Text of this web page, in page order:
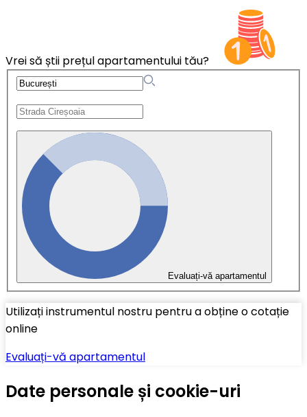
Vrei să știi prețul apartamentului tău?
Evaluați-vă apartamentul
Utilizați instrumentul nostru pentru a obține o cotație
online
Evaluați-vă apartamentul
Date personale și cookie-uri